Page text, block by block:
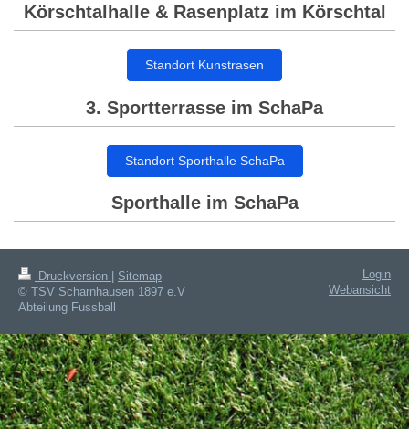
Körschtalhalle & Rasenplatz im Körschtal
Standort Kunstrasen
3. Sportterrasse im SchaPa
Standort Sporthalle SchaPa
Sporthalle im SchaPa
Druckversion
Sitemap
© TSV Scharnhausen 1897 e.V
Abteilung Fussball
Login
Webansicht